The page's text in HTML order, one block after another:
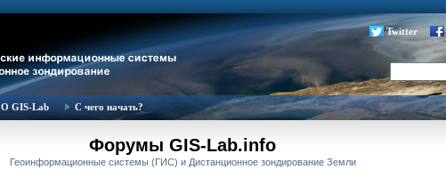
Twitter
О GIS-Lab С чего начать?
Форумы GIS-Lab.info
Геоинформационные системы (ГИС) и Дистанционное зондирование Земли